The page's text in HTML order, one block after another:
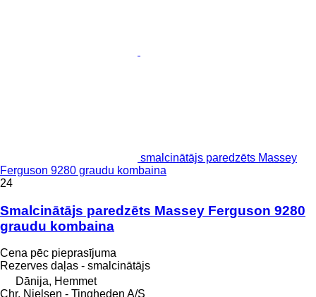
smalcinātājs paredzēts Massey
Ferguson 9280 graudu kombaina
24
Smalcinātājs paredzēts Massey Ferguson 9280
graudu kombaina
Cena pēc pieprasījuma
Rezerves daļas - smalcinātājs
Dānija, Hemmet
Chr. Nielsen - Tingheden A/S